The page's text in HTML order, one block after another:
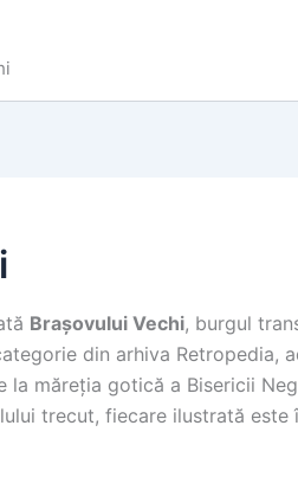
Brașovului Vechi, burgul
din arhiva
la măreția gotică a Bisericii
trecut, fiecare ilustrată